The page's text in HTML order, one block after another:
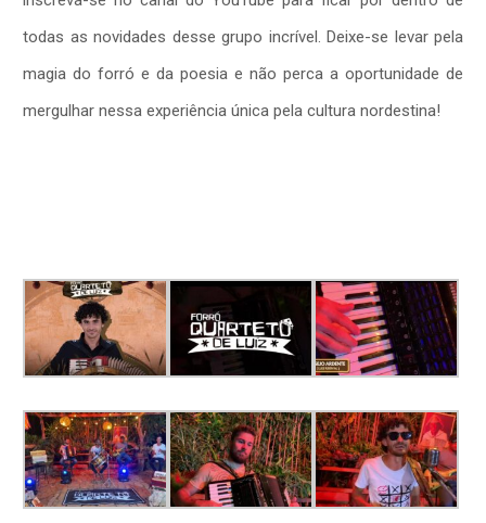
todas as novidades desse grupo incrível. Deixe-se levar pela
magia do forró e da poesia e não perca a oportunidade de
mergulhar nessa experiência única pela cultura nordestina!